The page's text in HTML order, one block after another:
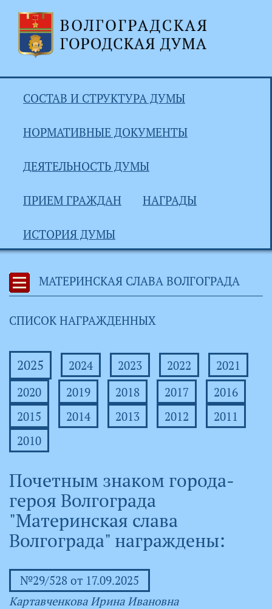
СОСТАВ И СТРУКТУРА ДУМЫ
НОРМАТИВНЫЕ ДОКУМЕНТЫ
ДЕЯТЕЛЬНОСТЬ ДУМЫ
ПРИЕМ ГРАЖДАН НАГРАДЫ
ИСТОРИЯ ДУМЫ
МАТЕРИНСКАЯ СЛАВА ВОЛГОГРАДА
СПИСОК НАГРАЖДЕННЫХ
2025 2024 2023 2022
2021
2020
2019 2018 2017
2016
2015
2014 2013 2012
2011
2010
Почетным знаком города-
героя Волгограда
"Материнская слава
Волгограда" награждены:
№29/528 от 17.09.2025
Картавченкова Ирина Ивановна